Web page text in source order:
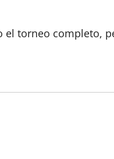
torneo completo,